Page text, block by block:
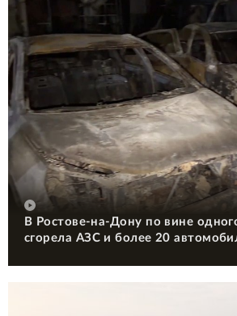
В Ростове-на-Дону по вине
сгорела АЗС и более 20